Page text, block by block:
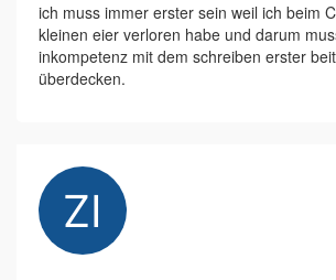
ich muss immer erster sein weil ich beim
kleinen eier verloren habe und darum
inkompetenz mit dem schreiben erster
überdecken.